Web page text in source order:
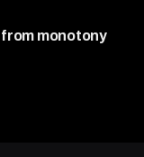
from monotony